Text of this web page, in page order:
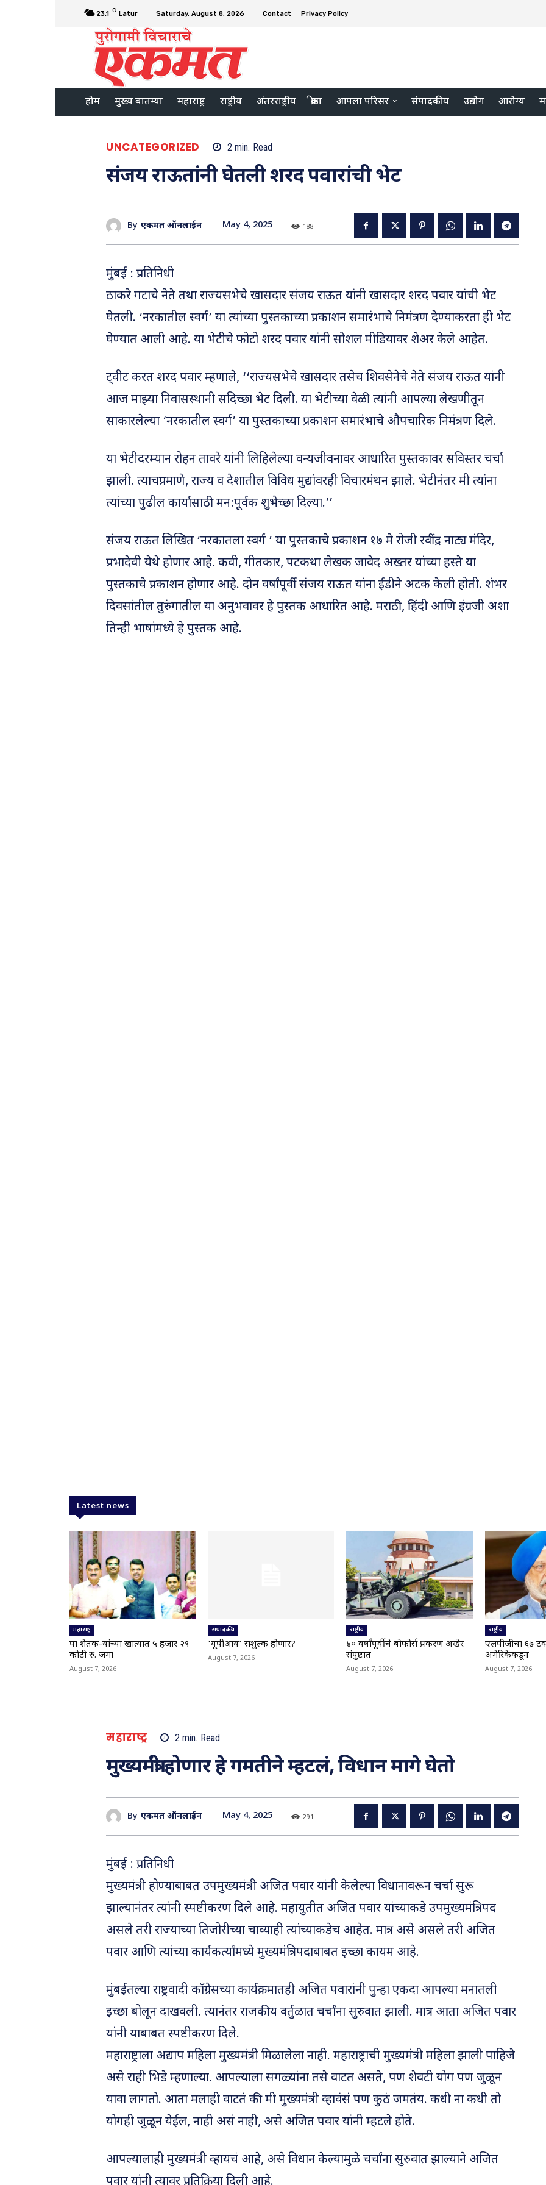
23.1 C Latur Saturday, August 8, 2026 Contact Privacy Policy
होम मुख्य बातम्या महाराष्ट्र राष्ट्रीय अंतरराष्ट्रीय क्रीडा आपला परिसर संपादकीय उद्योग आरोग्य
UNCATEGORIZED 2 min. Read
संजय राऊतांनी घेतली शरद पवारांची भेट
By एकमत ऑनलाईन May 4, 2025 188
मुंबई : प्रतिनिधी
ठाकरे गटाचे नेते तथा राज्यसभेचे खासदार संजय राऊत यांनी खासदार शरद पवार यांची भेट
घेतली. ‘नरकातील स्वर्ग’ या त्यांच्या पुस्तकाच्या प्रकाशन समारंभाचे निमंत्रण देण्याकरता ही भेट
घेण्यात आली आहे. या भेटीचे फोटो शरद पवार यांनी सोशल मीडियावर शेअर केले आहेत.
ट्वीट करत शरद पवार म्हणाले, ‘‘राज्यसभेचे खासदार तसेच शिवसेनेचे नेते संजय राऊत यांनी
आज माझ्या निवासस्थानी सदिच्छा भेट दिली. या भेटीच्या वेळी त्यांनी आपल्या लेखणीतून
साकारलेल्या ‘नरकातील स्वर्ग’ या पुस्तकाच्या प्रकाशन समारंभाचे औपचारिक निमंत्रण दिले.
या भेटीदरम्यान रोहन तावरे यांनी लिहिलेल्या वन्यजीवनावर आधारित पुस्तकावर सविस्तर चर्चा
झाली. त्याचप्रमाणे, राज्य व देशातील विविध मुद्यांवरही विचारमंथन झाले. भेटीनंतर मी त्यांना
त्यांच्या पुढील कार्यासाठी मन:पूर्वक शुभेच्छा दिल्या.’’
संजय राऊत लिखित ‘नरकातला स्वर्ग ’ या पुस्तकाचे प्रकाशन १७ मे रोजी रवींद्र नाट्य मंदिर,
प्रभादेवी येथे होणार आहे. कवी, गीतकार, पटकथा लेखक जावेद अख्तर यांच्या हस्ते या
पुस्तकाचे प्रकाशन होणार आहे. दोन वर्षांपूर्वी संजय राऊत यांना ईडीने अटक केली होती. शंभर
दिवसांतील तुरुंगातील या अनुभवावर हे पुस्तक आधारित आहे. मराठी, हिंदी आणि इंग्रजी अशा
तिन्ही भाषांमध्ये हे पुस्तक आहे.
Latest news
महाराष्ट्र
पात्र शेतक-यांच्या खात्यात ५ हजार २९
कोटी रु. जमा
August 7, 2026
संपादकीय
‘यूपीआय’ सशुल्क होणार?
August 7, 2026
राष्ट्रीय
४० वर्षांपूर्वीचे बोफोर्स प्रकरण अखेर
संपुष्टात
August 7, 2026
राष्ट्रीय
एलपीजीचा ६७
अमेरिकेकडून
August 7, 2026